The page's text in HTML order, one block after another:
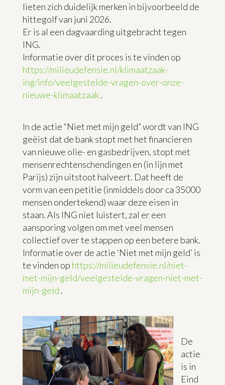
lieten zich duidelijk merken in bijvoorbeeld de
hittegolf van juni 2026.
Er is al een dagvaarding uitgebracht tegen
ING.
Informatie over dit proces is te vinden op
https://milieudefensie.nl/klimaatzaak-
ing/info/veelgestelde-vragen-over-onze-
nieuwe-klimaatzaak.
In de actie “Niet met mijn geld” wordt van ING
geëist dat de bank stopt met het financieren
van nieuwe olie- en gasbedrijven, stopt met
mensenrechtenschendingen en (in lijn met
Parijs) zijn uitstoot halveert. Dat heeft de
vorm van een petitie (inmiddels door ca 35000
mensen ondertekend) waar deze eisen in
staan. Als ING niet luistert, zal er een
aansporing volgen om met veel mensen
collectief over te stappen op een betere bank.
Informatie over de actie ‘Niet met mijn geld’ is
te vinden op https://milieudefensie.nl/niet-
met-mijn-geld/veelgestelde-vragen-niet-met-
mijn-geld .
De
actie
is in
Eind